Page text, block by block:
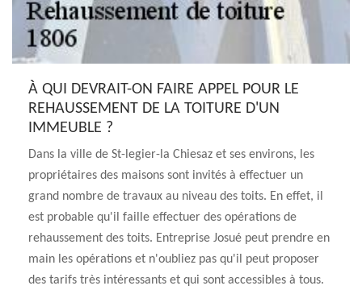
À QUI DEVRAIT-ON FAIRE APPEL POUR LE
REHAUSSEMENT DE LA TOITURE D'UN
IMMEUBLE ?
Dans la ville de St-legier-la Chiesaz et ses environs, les
propriétaires des maisons sont invités à effectuer un
grand nombre de travaux au niveau des toits. En effet, il
est probable qu'il faille effectuer des opérations de
rehaussement des toits. Entreprise Josué peut prendre en
main les opérations et n'oubliez pas qu'il peut proposer
des tarifs très intéressants et qui sont accessibles à tous.